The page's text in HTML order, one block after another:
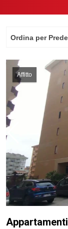
Ordina per
Affitto